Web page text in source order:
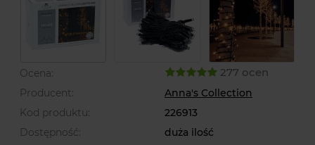
Ocena: 277 ocen
Producent:
Anna's Collection
Kod produktu:
226913
Dostępność:
duża ilość